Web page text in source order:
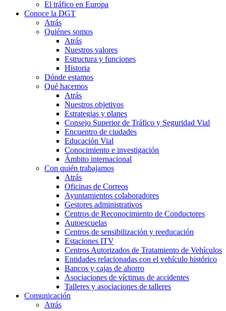
El tráfico en Europa
Conoce la DGT
Atrás
Quiénes somos
Atrás
Nuestros valores
Estructura y funciones
Historia
Dónde estamos
Qué hacemos
Atrás
Nuestros objetivos
Estrategias y planes
Consejo Superior de Tráfico y Seguridad Vial
Encuentro de ciudades
Educación Vial
Conocimiento e investigación
Ámbito internacional
Con quién trabajamos
Atrás
Oficinas de Correos
Ayuntamientos colaboradores
Gestores administrativos
Centros de Reconocimiento de Conductores
Autoescuelas
Centros de sensibilización y reeducación
Estaciones ITV
Centros Autorizados de Tratamiento de Vehículos
Entidades relacionadas con el vehículo histórico
Bancos y cajas de ahorro
Asociaciones de víctimas de accidentes
Talleres y asociaciones de talleres
Comunicación
Atrás